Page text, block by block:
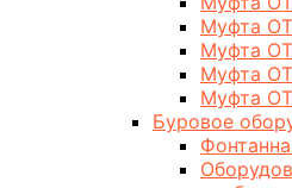
Муфта
Муфта
Муфта
Муфта
Буровое